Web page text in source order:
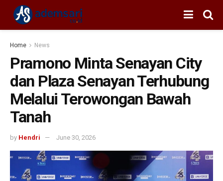
Home News
Pramono Minta Senayan City
dan Plaza Senayan Terhubung
Melalui Terowongan Bawah
Tanah
by Hendri June 30, 2026